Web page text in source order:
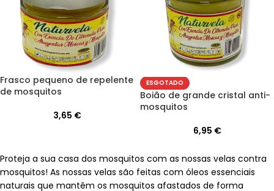
Frasco pequeno de repelente
de mosquitos
3,65 €
ESGOTADO
Boião de grande cristal anti-
mosquitos
6,95 €
Proteja a sua casa dos mosquitos com as nossas velas contra
mosquitos! As nossas velas são feitas com óleos essenciais
naturais que mantêm os mosquitos afastados de forma